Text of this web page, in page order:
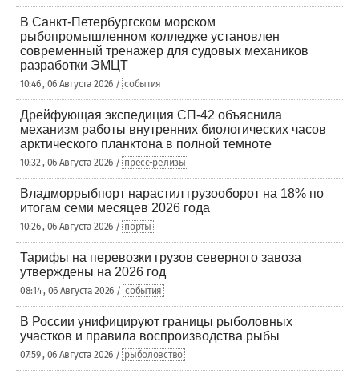
В Санкт-Петербургском морском
рыбопромышленном колледже установлен
современный тренажер для судовых механиков
разработки ЭМЦТ
10:46 , 06 Августа 2026 / события
Дрейфующая экспедиция СП-42 объяснила
механизм работы внутренних биологических часов
арктического планктона в полной темноте
10:32 , 06 Августа 2026 / пресс-релизы
Владморрыбпорт нарастил грузооборот на 18% по
итогам семи месяцев 2026 года
10:26 , 06 Августа 2026 / порты
Тарифы на перевозки грузов северного завоза
утверждены на 2026 год
08:14 , 06 Августа 2026 / события
В России унифицируют границы рыболовных
участков и правила воспроизводства рыбы
07:59 , 06 Августа 2026 / рыболовство